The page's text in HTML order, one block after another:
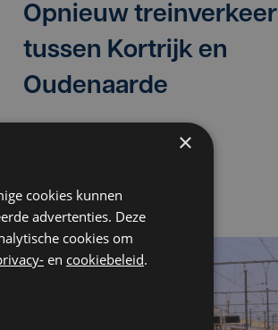
Opnieuw treinverkeer
tussen Kortrijk en
Oudenaarde
×
cookies kunnen
advertenties. Deze
cookies om
en cookiebeleid.